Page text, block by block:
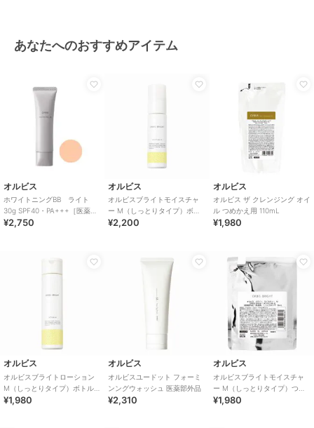
あなたへのおすすめアイテム
オルビス
ホワイトニングBB ライト
30g SPF40・PA+++［医薬部
外品］
¥2,750
オルビス
オルビスブライトモイスチャ
ー M（しっとりタイプ）ボト
ル入り 医薬部外品
¥2,200
オルビス
オルビス ザ クレンジング オイ
ル つめかえ用 110mL
¥1,980
オルビス
オルビスブライトローション
M（しっとりタイプ）ボトル入
り 医薬部外品
¥1,980
オルビス
オルビスユードット フォーミ
ンングウォッシュ 医薬部外品
¥2,310
オルビス
オルビスブライトモイスチャ
ー M（しっとりタイプ）つめ
かえ用 医薬部外品
¥1,980